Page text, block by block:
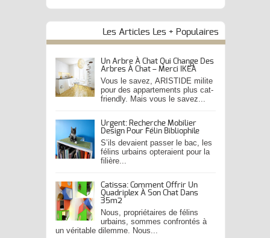
Les Articles Les + Populaires
Un Arbre À Chat Qui Change Des
Arbres À Chat – Merci IKEA
Vous le savez, ARISTIDE milite
pour des appartements plus cat-
friendly. Mais vous le savez...
Urgent: Recherche Mobilier
Design Pour Félin Bibliophile
S’ils devaient passer le bac, les
félins urbains opteraient pour la
filière...
Catissa: Comment Offrir Un
Quadriplex À Son Chat Dans
35m2
Nous, propriétaires de félins
urbains, sommes confrontés à
un véritable dilemme. Nous...